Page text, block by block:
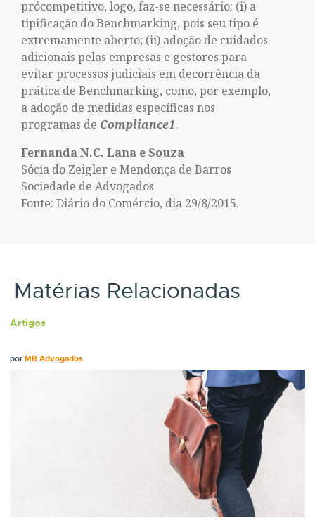
prócompetitivo, logo, faz-se necessário: (i) a
tipificação do Benchmarking, pois seu tipo é
extremamente aberto; (ii) adoção de cuidados
adicionais pelas empresas e gestores para
evitar processos judiciais em decorrência da
prática de Benchmarking, como, por exemplo,
a adoção de medidas específicas nos
programas de Compliance1.
Fernanda N.C. Lana e Souza
Sócia do Zeigler e Mendonça de Barros
Sociedade de Advogados
Fonte: Diário do Comércio, dia 29/8/2015.
Matérias Relacionadas
Artigos
porMB Advogados